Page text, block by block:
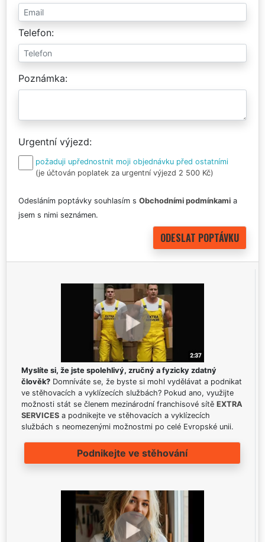
Telefon
Poznámka
Urgentní výjezd
požaduji upřednostnit moji objednávku před ostatními
(je účtován poplatek za urgentní výjezd 2 500 Kč)
Odesláním poptávky souhlasím s Obchodními podmínkami a
jsem s nimi seznámen.
Myslíte si, že jste spolehlivý, zručný a fyzicky zdatný
člověk? Domníváte se, že byste si mohl vydělávat a podnikat
ve stěhovacích a vyklízecích službách? Pokud ano, využijte
možnosti stát se členem mezinárodní franchisové sítě EXTRA
SERVICES a podnikejte ve stěhovacích a vyklízecích
službách s neomezenými možnostmi po celé Evropské unii.
Podnikejte ve stěhování